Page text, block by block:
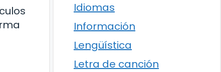
Idiomas
Información
Lengüística
Letra de canción